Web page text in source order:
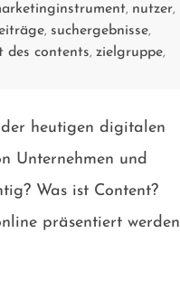
, nutzer,
, suchergebnisse,
des contents, zielgruppe,
heutigen digitalen
Unternehmen und
Was ist Content?
präsentiert werden